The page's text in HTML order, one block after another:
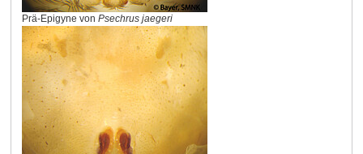
Prä-Epigyne von Psechrus jaegeri